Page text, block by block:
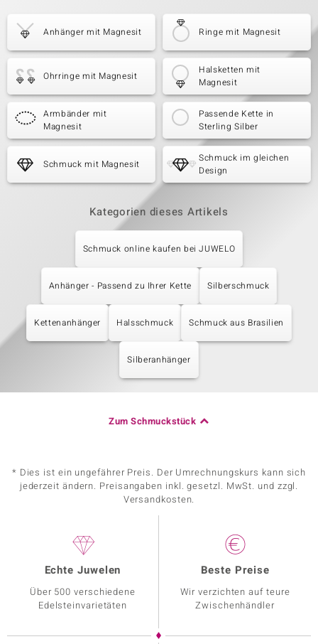
Anhänger mit Magnesit Ringe mit Magnesit
Ohrringe mit Magnesit
Halsketten mit
Magnesit
Armbänder mit
Magnesit
Passende Kette in
Sterling Silber
Schmuck mit Magnesit
Schmuck im gleichen
Design
Kategorien dieses Artikels
Schmuck online kaufen bei JUWELO
Anhänger - Passend zu Ihrer Kette Silberschmuck
Kettenanhänger Halsschmuck Schmuck aus Brasilien
Silberanhänger
Zum Schmuckstück
* Dies ist ein ungefährer Preis. Der Umrechnungskurs kann sich
jederzeit ändern. Preisangaben inkl. gesetzl. MwSt. und zzgl.
Versandkosten.
Echte Juwelen
Über 500 verschiedene
Edelsteinvarietäten
Beste Preise
Wir verzichten auf teure
Zwischenhändler